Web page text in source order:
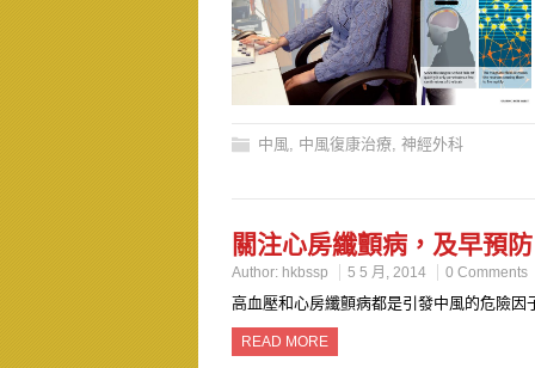
中風, 中風復康治療, 神經外科
關注心房纖顫病，及早預
Author: hkbssp 5 5 月, 2014 0 Comments
高血壓和心房纖顫病都是引發中風的危險
READ MORE